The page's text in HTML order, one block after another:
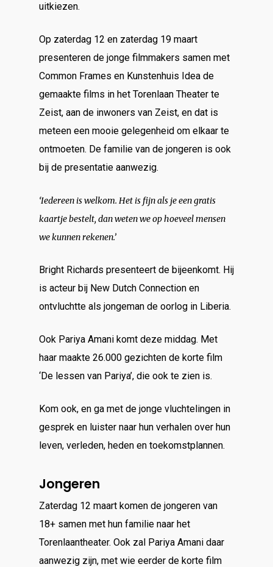
uitkiezen.
Op zaterdag 12 en zaterdag 19 maart
presenteren de jonge filmmakers samen met
Common Frames en Kunstenhuis Idea de
gemaakte films in het Torenlaan Theater te
Zeist, aan de inwoners van Zeist, en dat is
meteen een mooie gelegenheid om elkaar te
ontmoeten. De familie van de jongeren is ook
bij de presentatie aanwezig.
‘Iedereen is welkom. Het is fijn als je een gratis
kaartje bestelt, dan weten we op hoeveel mensen
we kunnen rekenen.’
Bright Richards presenteert de bijeenkomt. Hij
is acteur bij New Dutch Connection en
ontvluchtte als jongeman de oorlog in Liberia.
Ook Pariya Amani komt deze middag. Met
haar maakte 26.000 gezichten de korte film
‘De lessen van Pariya’, die ook te zien is.
Kom ook, en ga met de jonge vluchtelingen in
gesprek en luister naar hun verhalen over hun
leven, verleden, heden en toekomstplannen.
Jongeren
Zaterdag 12 maart komen de jongeren van
18+ samen met hun familie naar het
Torenlaantheater. Ook zal Pariya Amani daar
aanwezig zijn, met wie eerder de korte film